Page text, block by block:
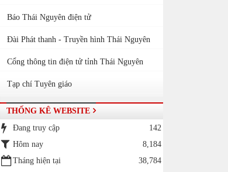
Báo Thái Nguyên điện tử
Đài Phát thanh - Truyền hình Thái Nguyên
Cổng thông tin điện tử tỉnh Thái Nguyên
Tạp chí Tuyên giáo
THỐNG KÊ WEBSITE
Đang truy cập
142
Hôm nay
8,184
Tháng hiện tại
38,784